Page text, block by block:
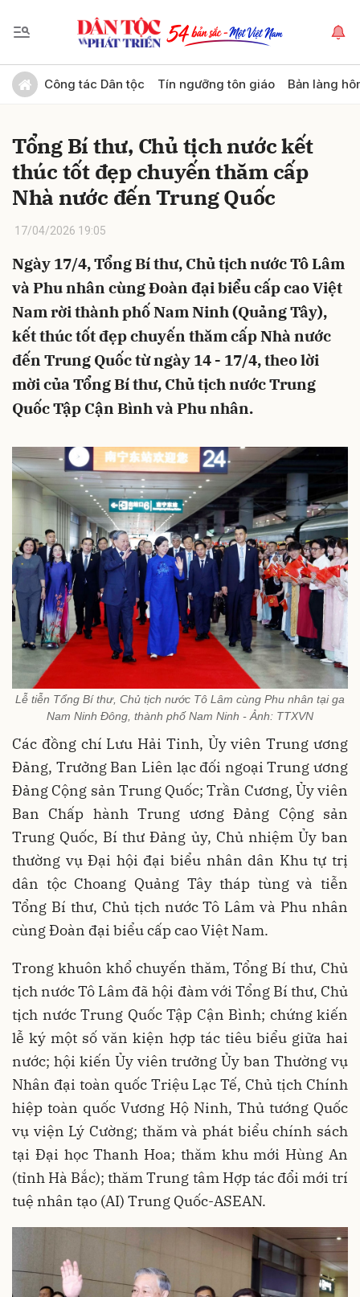
Công tác Dân tộc Tín ngưỡng tôn giáo Bản làng
Tổng Bí thư, Chủ tịch nước kết
thúc tốt đẹp chuyến thăm cấp
Nhà nước đến Trung Quốc
17/04/2026 19:05
Ngày 17/4, Tổng Bí thư, Chủ tịch nước Tô Lâm
và Phu nhân cùng Đoàn đại biểu cấp cao Việt
Nam rời thành phố Nam Ninh (Quảng Tây),
kết thúc tốt đẹp chuyến thăm cấp Nhà nước
đến Trung Quốc từ ngày 14 - 17/4, theo lời
mời của Tổng Bí thư, Chủ tịch nước Trung
Quốc Tập Cận Bình và Phu nhân.
Lễ tiễn Tổng Bí thư, Chủ tịch nước Tô Lâm cùng Phu nhân tại ga
Nam Ninh Đông, thành phố Nam Ninh - Ảnh: TTXVN
Các đồng chí Lưu Hải Tinh, Ủy viên Trung ương
Đảng, Trưởng Ban Liên lạc đối ngoại Trung ương
Đảng Cộng sản Trung Quốc; Trần Cương, Ủy viên
Ban Chấp hành Trung ương Đảng Cộng sản
Trung Quốc, Bí thư Đảng ủy, Chủ nhiệm Ủy ban
thường vụ Đại hội đại biểu nhân dân Khu tự trị
dân tộc Choang Quảng Tây tháp tùng và tiễn
Tổng Bí thư, Chủ tịch nước Tô Lâm và Phu nhân
cùng Đoàn đại biểu cấp cao Việt Nam.
Trong khuôn khổ chuyến thăm, Tổng Bí thư, Chủ
tịch nước Tô Lâm đã hội đàm với Tổng Bí thư, Chủ
tịch nước Trung Quốc Tập Cận Bình; chứng kiến
lễ ký một số văn kiện hợp tác tiêu biểu giữa hai
nước; hội kiến Ủy viên trưởng Ủy ban Thường vụ
Nhân đại toàn quốc Triệu Lạc Tế, Chủ tịch Chính
hiệp toàn quốc Vương Hộ Ninh, Thủ tướng Quốc
vụ viện Lý Cường; thăm và phát biểu chính sách
tại Đại học Thanh Hoa; thăm khu mới Hùng An
(tỉnh Hà Bắc); thăm Trung tâm Hợp tác đổi mới trí
tuệ nhân tạo (AI) Trung Quốc-ASEAN.
Gửi bình luận